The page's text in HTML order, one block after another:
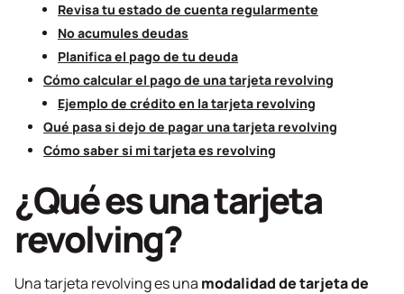
Revisa tu estado de cuenta regularmente
No acumules deudas
Planifica el pago de tu deuda
Cómo calcular el pago de una tarjeta revolving
Ejemplo de crédito en la tarjeta revolving
Qué pasa si dejo de pagar una tarjeta revolving
Cómo saber si mi tarjeta es revolving
¿Qué es una tarjeta
revolving?
Una tarjeta revolvinges una modalidad de tarjeta de